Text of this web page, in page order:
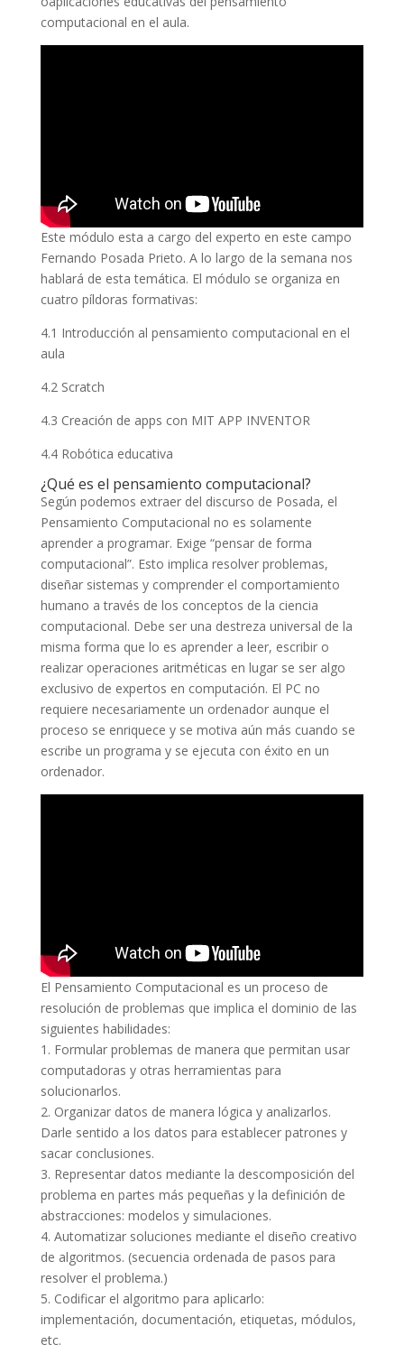
computacional en el aula.
Este módulo esta a cargo del experto en este campo
Fernando Posada Prieto. A lo largo de la semana nos
hablará de esta temática. El módulo se organiza en
cuatro píldoras formativas:
4.1 Introducción al pensamiento computacional en el
aula
4.2 Scratch
4.3 Creación de apps con MIT APP INVENTOR
4.4 Robótica educativa
¿Qué es el pensamiento computacional?
Según podemos extraer del discurso de Posada, el
Pensamiento Computacional no es solamente
aprender a programar. Exige “pensar de forma
computacional”. Esto implica resolver problemas,
diseñar sistemas y comprender el comportamiento
humano a través de los conceptos de la ciencia
computacional. Debe ser una destreza universal de la
misma forma que lo es aprender a leer, escribir o
realizar operaciones aritméticas en lugar se ser algo
exclusivo de expertos en computación. El PC no
requiere necesariamente un ordenador aunque el
proceso se enriquece y se motiva aún más cuando se
escribe un programa y se ejecuta con éxito en un
ordenador.
El Pensamiento Computacional es un proceso de
resolución de problemas que implica el dominio de las
siguientes habilidades:
1. Formular problemas de manera que permitan usar
computadoras y otras herramientas para
solucionarlos.
2. Organizar datos de manera lógica y analizarlos.
Darle sentido a los datos para establecer patrones y
sacar conclusiones.
3. Representar datos mediante la descomposición del
problema en partes más pequeñas y la definición de
abstracciones: modelos y simulaciones.
4. Automatizar soluciones mediante el diseño creativo
de algoritmos. (secuencia ordenada de pasos para
resolver el problema.)
5. Codificar el algoritmo para aplicarlo:
implementación, documentación, etiquetas, módulos,
etc.